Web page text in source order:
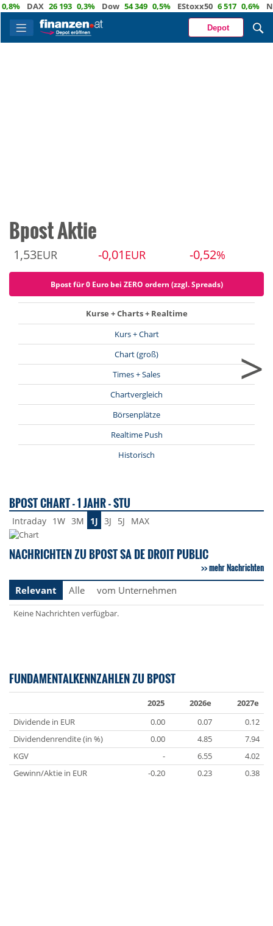
DAX 26 193 0,3% Dow 54 349 0,5% EStoxx50 6 517 0,6%
Depot
Bpost Aktie
1,53EUR -0,01 EUR -0,52%
Bpost für 0 Euro bei ZERO ordern (zzgl. Spreads)
Kurse + Charts + Realtime
Kurs + Chart
Chart (groß)
Times + Sales
Chartvergleich
Börsenplätze
Realtime Push
Historisch
>
BPOST CHART - 1 JAHR - STU
Intraday 1W 3M 1J 3J 5J MAX
NACHRICHTEN ZU BPOST SA DE DROIT PUBLIC
mehr Nachrichten
Relevant
Alle vom Unternehmen
Keine Nachrichten verfügbar.
FUNDAMENTALKENNZAHLEN ZU BPOST
2025 2026e
2027e
Dividende in EUR
0.00 0.07
0.12
Dividendenrendite (in %)
0.00 4.85
7.94
KGV
- 6.55
4.02
Gewinn/Aktie in EUR
-0.20 0.23 0.38